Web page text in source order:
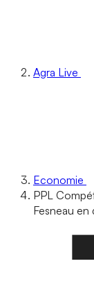
Agra Live
Economie
PPL
Fesneau en